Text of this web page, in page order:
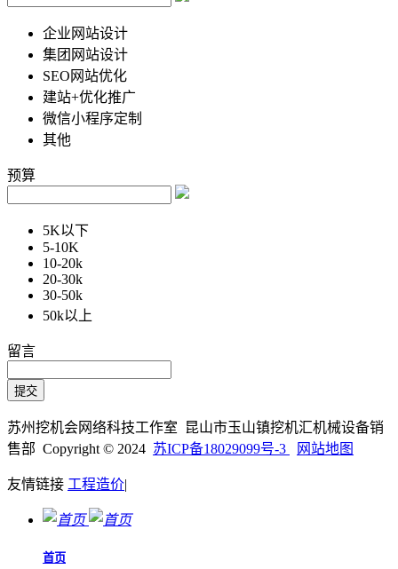
企业网站设计
集团网站设计
SEO网站优化
建站+优化推广
微信小程序定制
其他
预算
5K以下
5-10K
10-20k
20-30k
30-50k
50k以上
留言
苏州挖机会网络科技工作室 昆山市玉山镇挖机汇机械设备销
售部 Copyright © 2024 苏ICP备18029099号-3 网站地图
友情链接 工程造价|
首页